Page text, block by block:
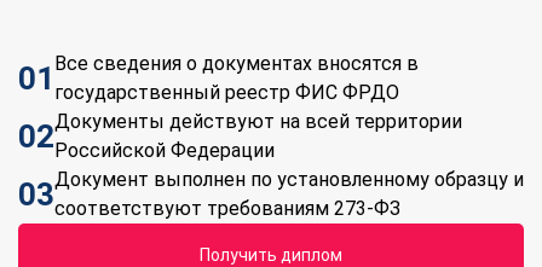
01 Все сведения о документах вносятся в
государственный реестр ФИС ФРДО
02Документы действуют на всей территории
Российской Федерации
03Документ выполнен по установленному образцу и
соответствуют требованиям 273-ФЗ
Получить диплом